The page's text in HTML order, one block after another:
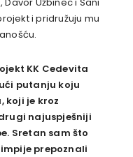
Užbinec i Sani
i pridružuju mu
KK Cedevita
putanju koju
koji je kroz
najuspješniji
Sretan sam što
prepoznali